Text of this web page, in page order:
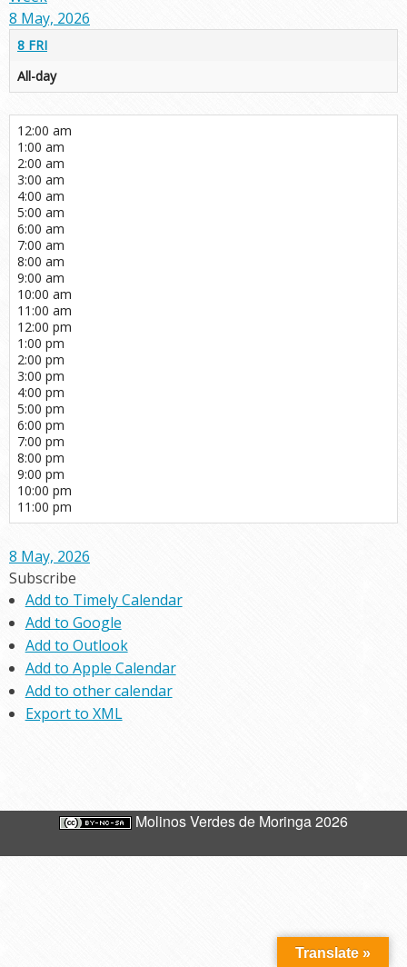
8 May, 2026
8 FRI
All-day
12:00 am
1:00 am
2:00 am
3:00 am
4:00 am
5:00 am
6:00 am
7:00 am
8:00 am
9:00 am
10:00 am
11:00 am
12:00 pm
1:00 pm
2:00 pm
3:00 pm
4:00 pm
5:00 pm
6:00 pm
7:00 pm
8:00 pm
9:00 pm
10:00 pm
11:00 pm
8 May, 2026
Subscribe
Add to Timely Calendar
Add to Google
Add to Outlook
Add to Apple Calendar
Add to other calendar
Export to XML
Molinos Verdes de Moringa 2026
Translate »